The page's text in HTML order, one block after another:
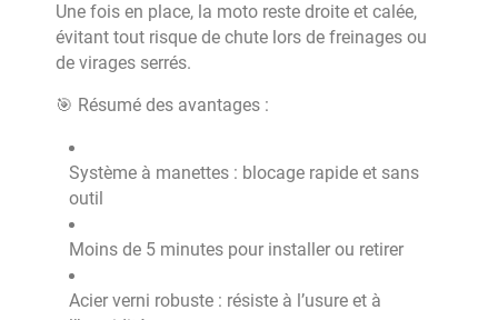
Une fois en place, la moto reste droite et calée,
évitant tout risque de chute lors de freinages ou
de virages serrés.
🎯 Résumé des avantages :
Système à manettes : blocage rapide et sans
outil
Moins de 5 minutes pour installer ou retirer
Acier verni robuste : résiste à l’usure et à